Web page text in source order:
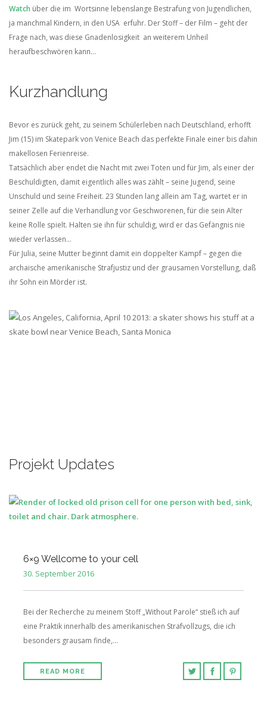
Watch über die im Wortsinne lebenslange Bestrafung von Jugendlichen,
ja manchmal Kindern, in den USA erfuhr. Der Stoff – der Film – geht der
Frage nach, was diese Gnadenlosigkeit an weiterem Unheil
heraufbeschwören kann…
Kurzhandlung
Bevor es zurück geht, zu seinem Schülerleben nach Deutschland, erhofft
Jim (15) im Skatepark von Venice Beach das perfekte Finale einer bis dahin
makellosen Ferienreise.
Tatsächlich aber endet die Nacht mit zwei Toten und für Jim, als einer der
Beschuldigten, damit eigentlich alles was zählt – seine Jugend, seine
Unschuld und seine Freiheit. 23 Stunden lang allein am Tag, wartet er in
seiner Zelle auf die Verhandlung vor Geschworenen, für die sein Alter
keine Rolle spielt. Halten sie ihn für schuldig, wird er das Gefängnis nie
wieder verlassen…
Für Julia, seine Mutter beginnt damit ein doppelter Kampf – gegen die
archaische amerikanische Strafjustiz und der grausamen Vorstellung, daß
ihr Sohn ein Mörder ist.
Projekt Updates
6×9 Wellcome to your cell
30. September 2016
Bei der Recherche zu meinem Stoff „Without Parole“ stieß ich auf
eine Praktik innerhalb des amerikanischen Strafvollzugs, die ich
besonders grausam finde,…
READ MORE